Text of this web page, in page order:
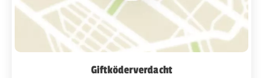
Giftköderverdacht